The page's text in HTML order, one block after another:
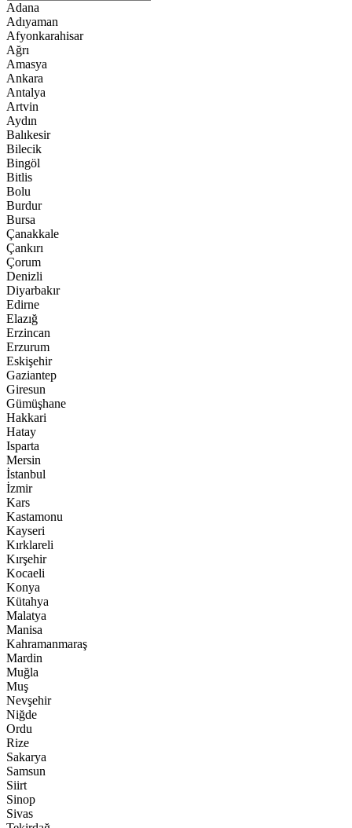
Adana
Adıyaman
Afyonkarahisar
Ağrı
Amasya
Ankara
Antalya
Artvin
Aydın
Balıkesir
Bilecik
Bingöl
Bitlis
Bolu
Burdur
Bursa
Çanakkale
Çankırı
Çorum
Denizli
Diyarbakır
Edirne
Elazığ
Erzincan
Erzurum
Eskişehir
Gaziantep
Giresun
Gümüşhane
Hakkari
Hatay
Isparta
Mersin
İstanbul
İzmir
Kars
Kastamonu
Kayseri
Kırklareli
Kırşehir
Kocaeli
Konya
Kütahya
Malatya
Manisa
Kahramanmaraş
Mardin
Muğla
Muş
Nevşehir
Niğde
Ordu
Rize
Sakarya
Samsun
Siirt
Sinop
Sivas